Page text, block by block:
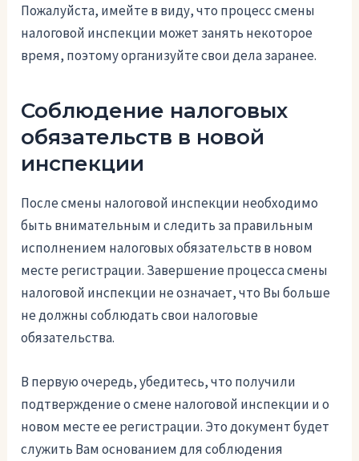
Пожалуйста, имейте в виду, что процесс смены
налоговой инспекции может занять некоторое
время, поэтому организуйте свои дела заранее.
Соблюдение налоговых
обязательств в новой
инспекции
После смены налоговой инспекции необходимо
быть внимательным и следить за правильным
исполнением налоговых обязательств в новом
месте регистрации. Завершение процесса смены
налоговой инспекции не означает, что Вы больше
не должны соблюдать свои налоговые
обязательства.
В первую очередь, убедитесь, что получили
подтверждение о смене налоговой инспекции и о
новом месте ее регистрации. Это документ будет
служить Вам основанием для соблюдения